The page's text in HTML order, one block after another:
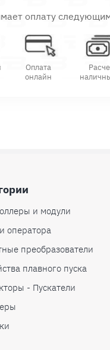
оплату
Оплата
онлайн
и модули
оператора
преобразователи
плавного пуска
- Пускатели